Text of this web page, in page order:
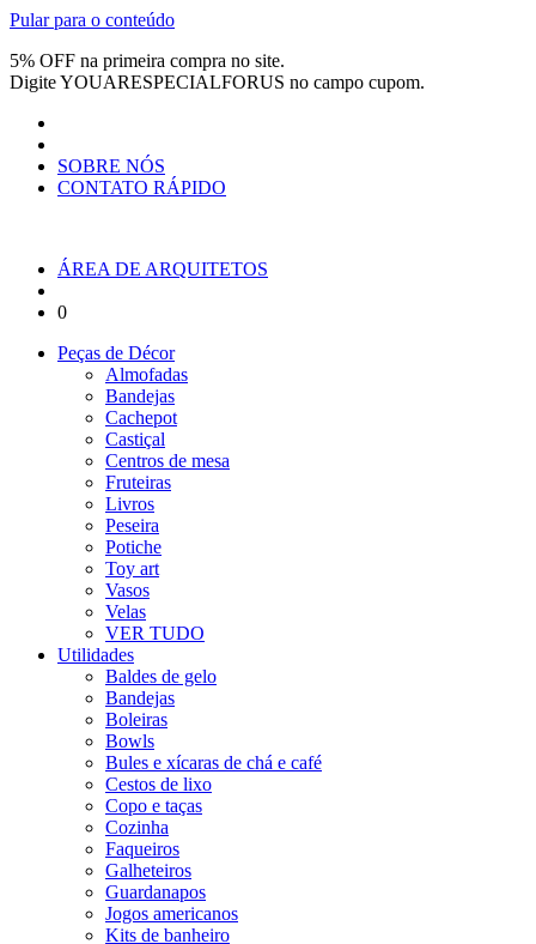
Pular para o conteúdo
5% OFF na primeira compra no site.
DigiteYOUARESPECIALFORUS no campo cupom.
SOBRE NÓS
CONTATO RÁPIDO
ÁREA DE ARQUITETOS
0
Peças de Décor
Almofadas
Bandejas
Cachepot
Castiçal
Centros de mesa
Fruteiras
Livros
Peseira
Potiche
Toy art
Vasos
Velas
VER TUDO
Utilidades
Baldes de gelo
Bandejas
Boleiras
Bowls
Bules e xícaras de chá e café
Cestos de lixo
Copo e taças
Cozinha
Faqueiros
Galheteiros
Guardanapos
Jogos americanos
Kits de banheiro